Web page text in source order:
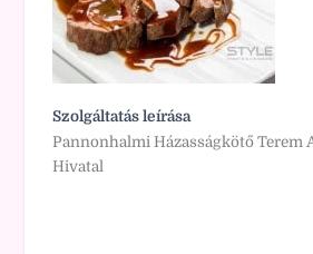
Szolgáltatás leírása
Pannonhalmi Házasságkötő Terem
Hivatal